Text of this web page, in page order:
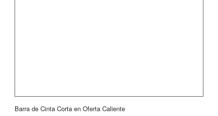
Barra de Cinta Corta en Oferta Caliente